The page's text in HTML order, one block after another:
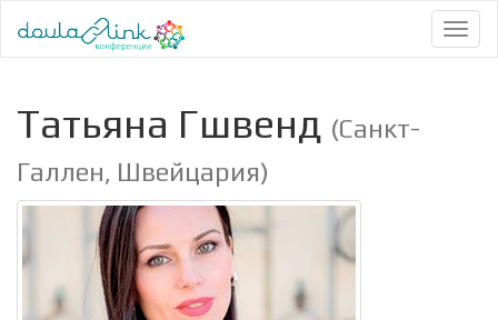
Татьяна Гшвенд (Санкт-
Галлен, Швейцария)